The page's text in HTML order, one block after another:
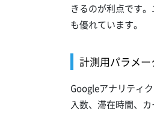
きるのが利点です
も優れています。
計測用パラメ
Googleアナリティ
入数、滞在時間、